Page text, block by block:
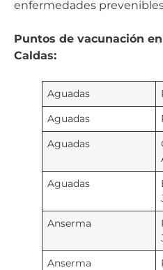
enfermedades
Puntos de vacunación
Caldas:
Aguadas
Aguadas
Aguadas
Aguadas
Anserma
Anserma